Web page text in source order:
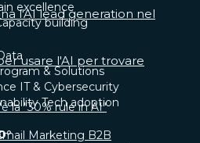
excellence
building
& Solutions
IT & Cybersecurity
Tech adoption
l'AI lead generation nel
usare l'AI per trovare
la "30% rule in AI"
Marketing B2B